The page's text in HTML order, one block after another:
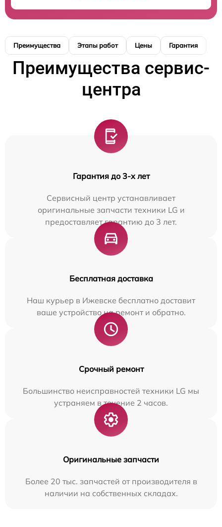
Преимущества Этапы работ Цены Гарантия
Преимущества сервис-
центра
Гарантия до 3-х лет
Сервисный центр устанавливает
оригинальные запчасти техники LG и
предоставляет гарантию до 3 лет.
Бесплатная доставка
Наш курьер в Ижевске бесплатно доставит
ваше устройство на ремонт и обратно.
Срочный ремонт
Большинство неисправностей техники LG мы
устраняем в течение 2 часов.
Оригинальные запчасти
Более 20 тыс. запчастей от производителя в
наличии на собственных складах.